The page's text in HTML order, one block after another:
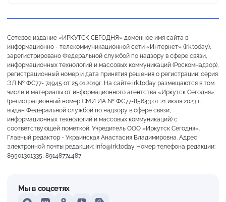
Сетевое издание «ИРКУТСК СЕГОДНЯ» доменное имя сайта в
информационно - телекоммуникационной сети «Интернет» (irk.today),
зарегистрировано Федеральной службой по надзору в сфере связи,
информационных технологий и массовых коммуникаций (Роскомнадзор),
регистрационный номер и дата принятия решения о регистрации: серия
ЭЛ № ФС77- 74945 от 25.01.2019г. На сайте irk.today размещаются в том
числе и материалы от информационного агентства «Иркутск Сегодня»
(регистрационный номер СМИ ИА № ФС77-85643 от 21 июля 2023 г.,
выдан Федеральной службой по надзору в сфере связи,
информационных технологий и массовых коммуникаций) с
соответствующей пометкой. Учредитель ООО «Иркутск Сегодня».
Главный редактор - Украинская Анастасия Владимировна. Адрес
электронной почты редакции: info@irk.today Номер телефона редакции:
89501301335, 89148774487
Мы в соцсетях